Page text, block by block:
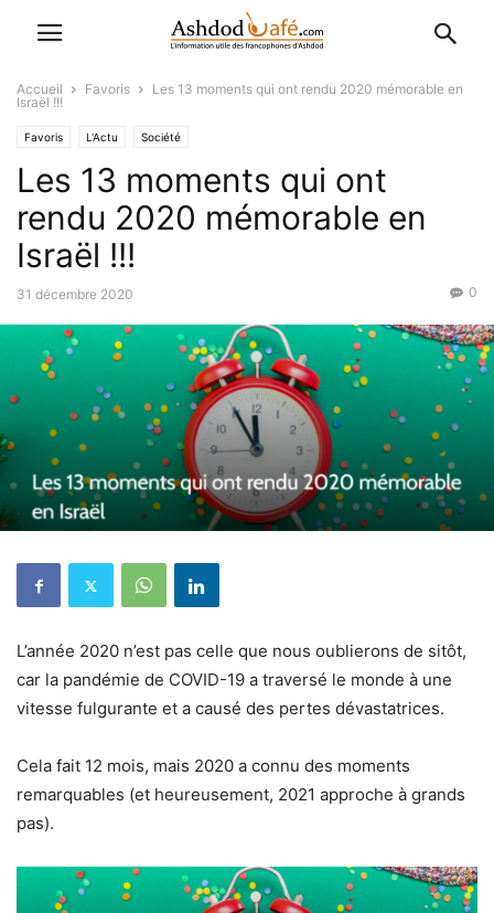
Accueil Favoris
Les 13 moments qui ont rendu 2020 mémorable en
Israël !!!
Favoris L'Actu Société
Les 13 moments qui ont
rendu 2020 mémorable en
Israël !!!
31 décembre 2020 0
L’année 2020 n’est pas celle que nous oublierons de sitôt,
car la pandémie de COVID-19 a traversé le monde à une
vitesse fulgurante et a causé des pertes dévastatrices.
Cela fait 12 mois, mais 2020 a connu des moments
remarquables (et heureusement, 2021 approche à grands
pas).